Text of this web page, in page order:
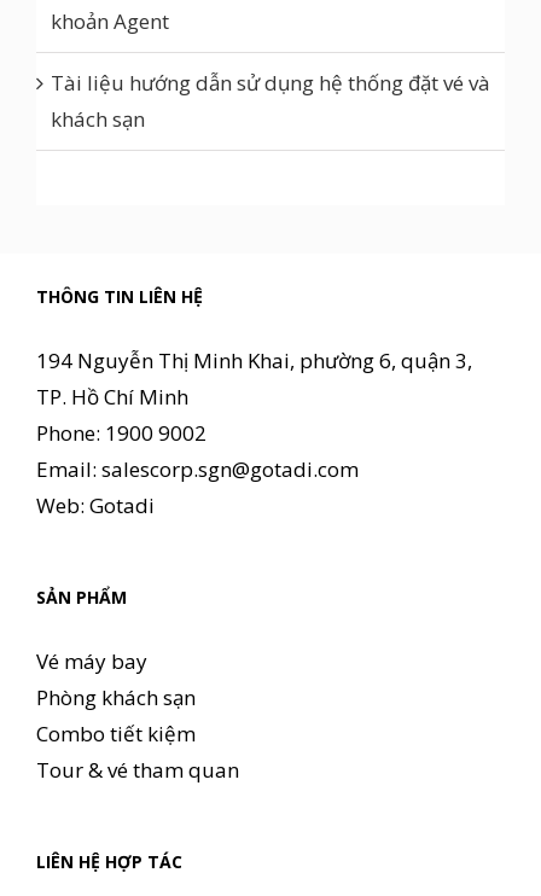
khoản Agent
Tài liệu hướng dẫn sử dụng hệ thống đặt vé và
khách sạn
THÔNG TIN LIÊN HỆ
194 Nguyễn Thị Minh Khai, phường 6, quận 3,
TP. Hồ Chí Minh
Phone: 1900 9002
Email: salescorp.sgn@gotadi.com
Web: Gotadi
SẢN PHẨM
Vé máy bay
Phòng khách sạn
Combo tiết kiệm
Tour & vé tham quan
LIÊN HỆ HỢP TÁC